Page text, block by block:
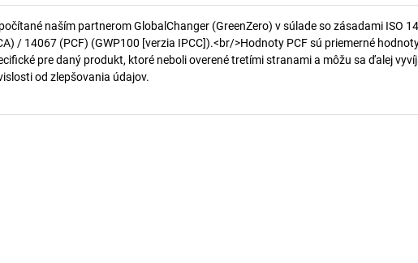
naším partnerom GlobalChanger (GreenZero) v súlade so zásadami ISO
/ 14067 (PCF) (GWP100 [verzia IPCC]).<br/>Hodnoty PCF sú priemerné
pre daný produkt, ktoré neboli overené tretími stranami a môžu sa ďalej
od zlepšovania údajov.